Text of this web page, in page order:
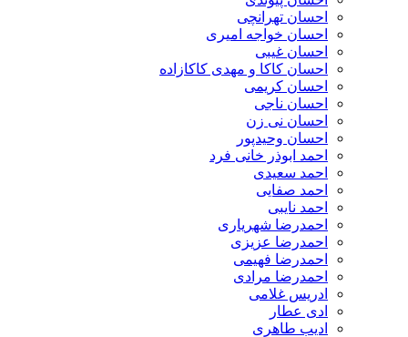
احسان تهرانچی
احسان خواجه امیری
احسان غیبی
احسان کاکا و مهدی کاکازاده
احسان کریمی
احسان ناجی
احسان نی زن
احسان وحیدپور
احمد ابوذر خانی فرد
احمد سعیدی
احمد صفایی
احمد نایبی
احمدرضا شهریاری
احمدرضا عزیزی
احمدرضا فهیمی
احمدرضا مرادی
ادریس غلامی
ادی عطار
ادیب طاهری